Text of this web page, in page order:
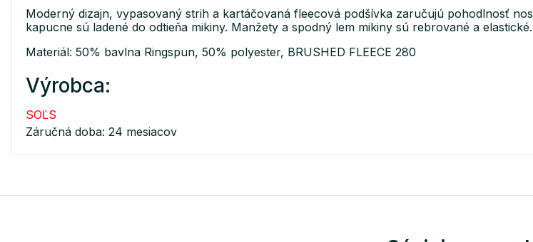
Moderný dizajn, vypasovaný strih a kartáčovaná fleecová podšívka zaručujú pohodlnosť
kapucne sú ladené do odtieňa mikiny. Manžety a spodný lem mikiny sú rebrované a
Materiál: 50% bavlna Ringspun, 50% polyester, BRUSHED FLEECE 280
Výrobca:
SOĽS
Záručná doba: 24 mesiacov